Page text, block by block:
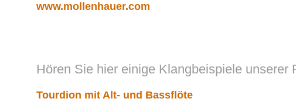
www.mollenhauer.com
Hören Sie hier einige Klangbeispiele unserer
Tourdion mit Alt- und Bassflöte